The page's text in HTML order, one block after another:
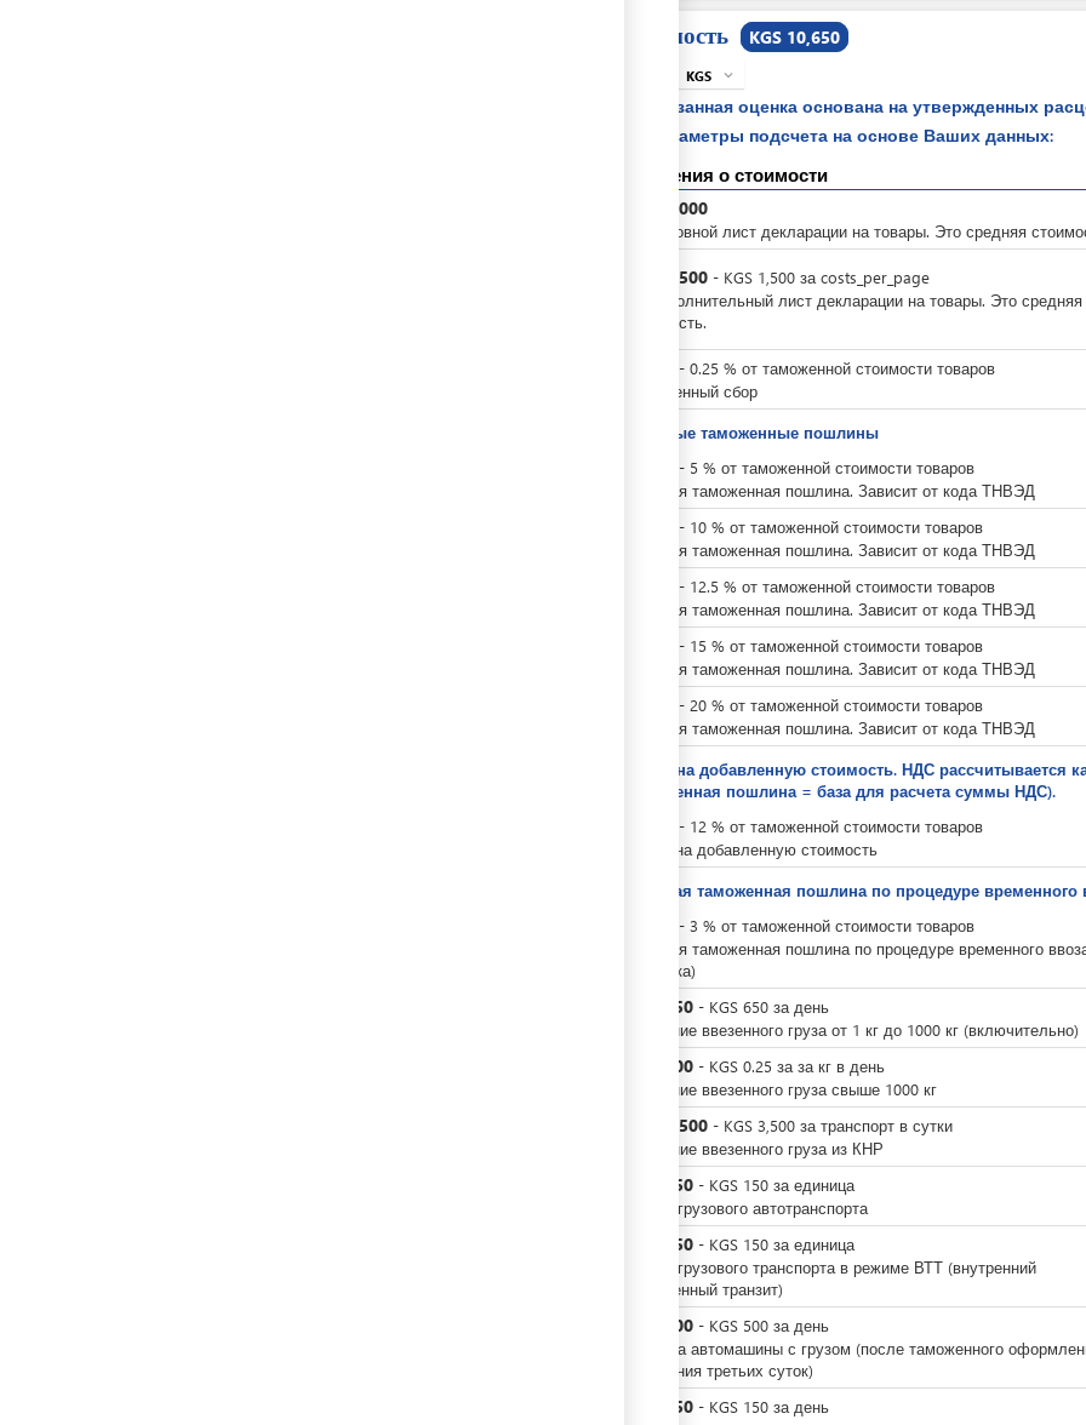
Стоимость KGS 10,650
KGS expand_more
Указанная оценка основана на утвержденных
параметры подсчета на основе Ваших данных:
Сведения о стоимости
3,000
За основной лист декларации на товары. Это средняя
1,500 - KGS 1,500 за costs_per_page
За дополнительный лист декларации на товары. Это средняя
стоимость.
- 0.25 % от таможенной стоимости товаров
Таможенный сбор
Ввозные таможенные пошлины
- 5 % от таможенной стоимости товаров
Ввозная таможенная пошлина. Зависит от кода ТНВЭД
- 10 % от таможенной стоимости товаров
Ввозная таможенная пошлина. Зависит от кода ТНВЭД
- 12.5 % от таможенной стоимости товаров
Ввозная таможенная пошлина. Зависит от кода ТНВЭД
- 15 % от таможенной стоимости товаров
Ввозная таможенная пошлина. Зависит от кода ТНВЭД
- 20 % от таможенной стоимости товаров
Ввозная таможенная пошлина. Зависит от кода ТНВЭД
Налог на добавленную стоимость. НДС
таможенная пошлина = база для расчета суммы НДС).
- 12 % от таможенной стоимости товаров
Налог на добавленную стоимость
Ввозная таможенная пошлина по процедуре временного
- 3 % от таможенной стоимости товаров
Ввозная таможенная пошлина по процедуре временного
(допуска)
650 - KGS 650 за день
Хранение ввезенного груза от 1 кг до 1000 кг (включительно)
500 - KGS 0.25 за за кг в день
Хранение ввезенного груза свыше 1000 кг
3,500 - KGS 3,500 за транспорт в сутки
Хранение ввезенного груза из КНР
150 - KGS 150 за единица
Въезд грузового автотранспорта
150 - KGS 150 за единица
Въезд грузового транспорта в режиме ВТТ (внутренний
таможенный транзит)
500 - KGS 500 за день
Стоянка автомашины с грузом (после таможенного
истечения третьих суток)
150 - KGS 150 за день